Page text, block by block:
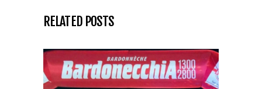
RELATED POSTS